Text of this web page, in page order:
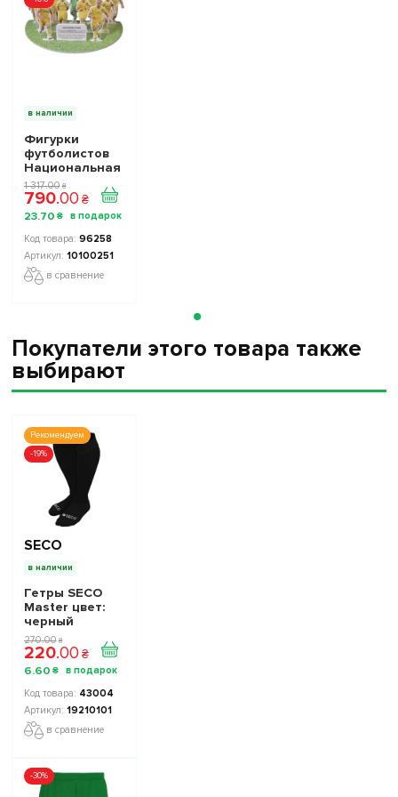
в наличии
Фигурки
футболистов
Национальная
Сборная
Украины TOP
FOOTBALL
STARS
Collection 2
10100251
1 317.00 ₴
790.00 ₴
23.70 ₴
96258
10100251
в сравнение
Покупатели этого товара также
выбирают
Рекомендуем
-19%
SECO
в наличии
Гетры SECO
Master цвет:
черный
270.00 ₴
220.00 ₴
6.60 ₴
43004
19210101
в сравнение
-30%